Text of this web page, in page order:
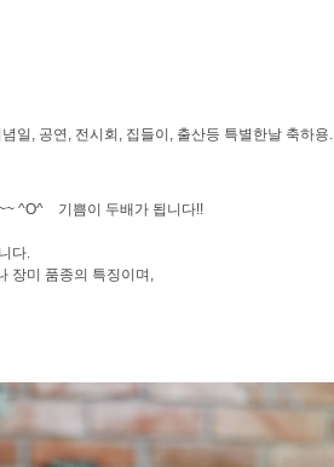
일, 공연, 전시회, 집들이, 출산등 특별한날 축하용.
^O^ 기쁨이 두배가 됩니다!!
다.
장미 품종의 특징이며,